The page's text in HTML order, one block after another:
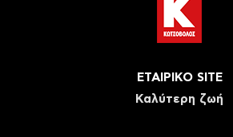
ΕΤΑΙΡΙΚΟ SITE
Καλύτερη ζωή